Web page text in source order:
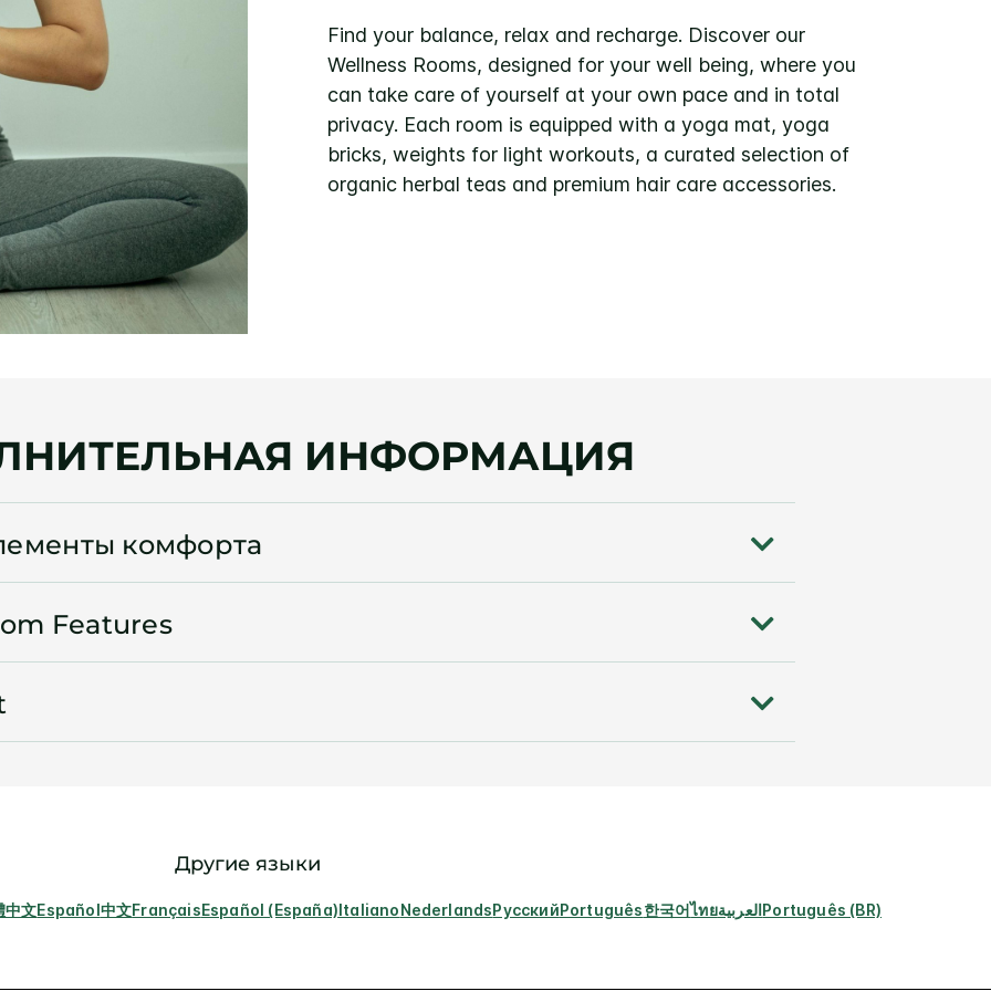
Find your balance, relax and recharge. Discover our
Wellness Rooms, designed for your well being, where you
can take care of yourself at your own pace and in total
privacy. Each room is equipped with a yoga mat, yoga
bricks, weights for light workouts, a curated selection of
organic herbal teas and premium hair care accessories.
ИНФОРМАЦИЯ
комфорта
Features
Другие языки
中文Español中文FrançaisEspañol (España)ItalianoNederlandsРусскийPortuguês한국어ไทยالعربيةPortuguês (BR)